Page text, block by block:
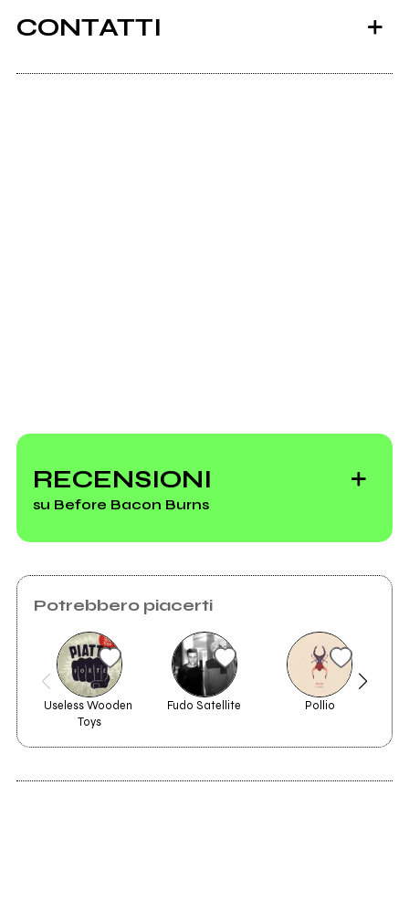
CONTATTI
RECENSIONI
su Before Bacon Burns
2024
Persefone
Difetti
Potrebbero piacerti
Useless Wooden
Toys
Fudo Satellite Pollio